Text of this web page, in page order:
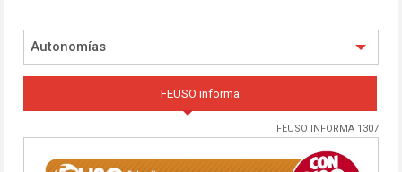
Autonomías
FEUSO informa
FEUSO INFORMA 1307